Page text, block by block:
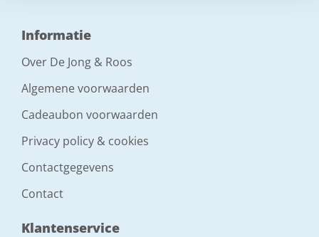
Informatie
Over De Jong & Roos
Algemene voorwaarden
Cadeaubon voorwaarden
Privacy policy & cookies
Contactgegevens
Contact
Klantenservice